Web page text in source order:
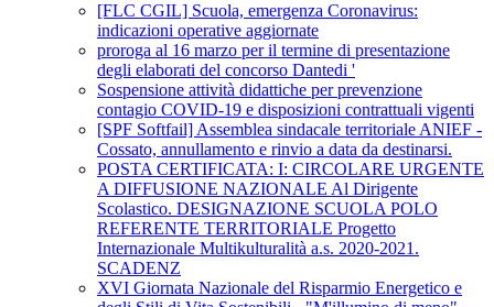
[FLC CGIL] Scuola, emergenza Coronavirus:
indicazioni operative aggiornate
proroga al 16 marzo per il termine di presentazione
degli elaborati del concorso Dantedi '
Sospensione attività didattiche per prevenzione
contagio COVID-19 e disposizioni contrattuali vigenti
[SPF Softfail] Assemblea sindacale territoriale ANIEF -
Cossato, annullamento e rinvio a data da destinarsi.
POSTA CERTIFICATA: I: CIRCOLARE URGENTE
A DIFFUSIONE NAZIONALE Al Dirigente
Scolastico. DESIGNAZIONE SCUOLA POLO
REFERENTE TERRITORIALE Progetto
Internazionale Multikulturalità a.s. 2020-2021.
SCADENZ
XVI Giornata Nazionale del Risparmio Energetico e